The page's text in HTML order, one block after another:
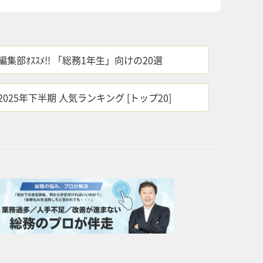
集部ｵｽｽﾒ!! 「総務1年生」向けの20選
年下半期 人気ランキング [トップ20]